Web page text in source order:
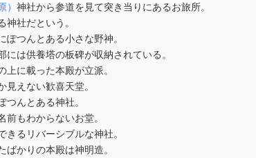
神社から参道を見て突き当りにあるお旅所。
神社だという。
ぽつんとある小さな野神。
には供養塔の板碑が収納されている。
上に載った本殿が立派。
見えない歓喜天堂。
つんとある神社。
前もわからないお堂。
きるリバーシブルな神社。
ばかりの本殿は神明造。